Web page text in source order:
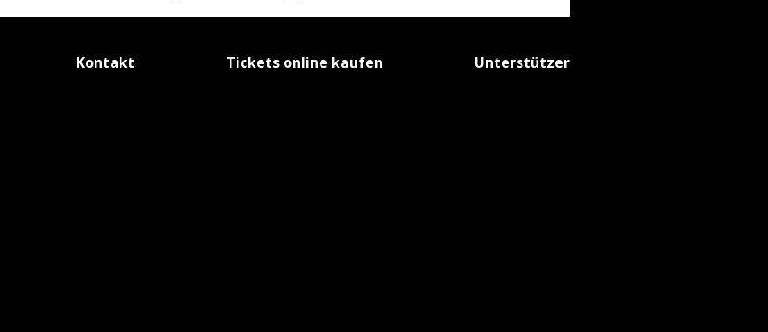
Kontakt Tickets online kaufen Unterstützer